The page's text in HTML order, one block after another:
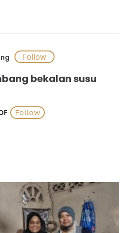
bekalan susu